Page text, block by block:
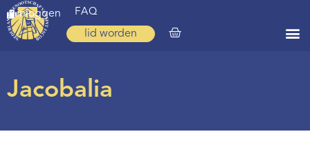
inloggen FAQ
lid worden
Zoeken
Jacobalia